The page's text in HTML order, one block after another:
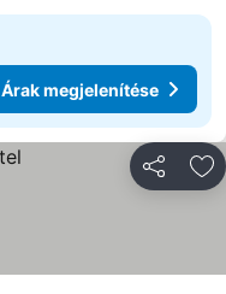
Árak megjelenítése